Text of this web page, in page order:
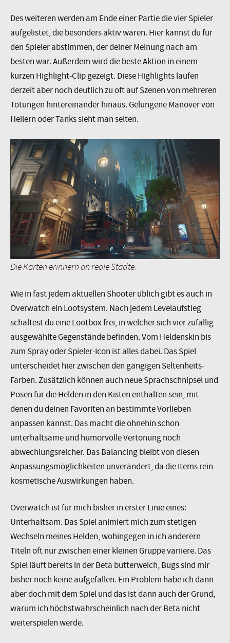
Des weiteren werden am Ende einer Partie die vier Spieler
aufgelistet, die besonders aktiv waren. Hier kannst du für
den Spieler abstimmen, der deiner Meinung nach am
besten war. Außerdem wird die beste Aktion in einem
kurzen Highlight-Clip gezeigt. Diese Highlights laufen
derzeit aber noch deutlich zu oft auf Szenen von mehreren
Tötungen hintereinander hinaus. Gelungene Manöver von
Heilern oder Tanks sieht man selten.
Die Karten erinnern an reale Städte.
Wie in fast jedem aktuellen Shooter üblich gibt es auch in
Overwatch ein Lootsystem. Nach jedem Levelaufstieg
schaltest du eine Lootbox frei, in welcher sich vier zufällig
ausgewählte Gegenstände befinden. Vom Heldenskin bis
zum Spray oder Spieler-Icon ist alles dabei. Das Spiel
unterscheidet hier zwischen den gängigen Seltenheits-
Farben. Zusätzlich können auch neue Sprachschnipsel und
Posen für die Helden in den Kisten enthalten sein, mit
denen du deinen Favoriten an bestimmte Vorlieben
anpassen kannst. Das macht die ohnehin schon
unterhaltsame und humorvolle Vertonung noch
abwechlungsreicher. Das Balancing bleibt von diesen
Anpassungsmöglichkeiten unverändert, da die Items rein
kosmetische Auswirkungen haben.
Overwatch ist für mich bisher in erster Linie eines:
Unterhaltsam. Das Spiel animiert mich zum stetigen
Wechseln meines Helden, wohingegen in ich anderern
Titeln oft nur zwischen einer kleinen Gruppe variiere. Das
Spiel läuft bereits in der Beta butterweich, Bugs sind mir
bisher noch keine aufgefallen. Ein Problem habe ich dann
aber doch mit dem Spiel und das ist dann auch der Grund,
warum ich höchstwahrscheinlich nach der Beta nicht
weiterspielen werde.